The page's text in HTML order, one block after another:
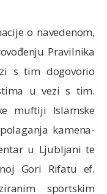
o navedenom,
Pravilnika
s tim dogovorio
u vezi s tim.
muftiji Islamske
kamena-
u Ljubljani te
Gori Rifatu ef.
sportskim